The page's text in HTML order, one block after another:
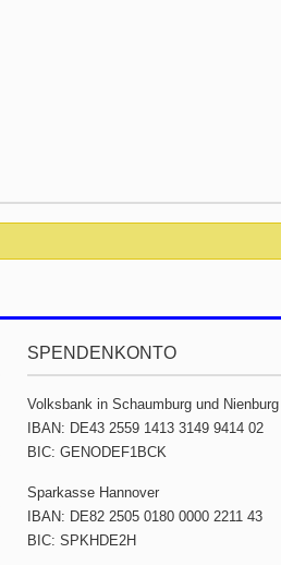
SPENDENKONTO
Volksbank in Schaumburg und
IBAN: DE43 2559 1413 3149 9414 02
BIC: GENODEF1BCK
Sparkasse Hannover
IBAN: DE82 2505 0180 0000 2211 43
BIC: SPKHDE2H